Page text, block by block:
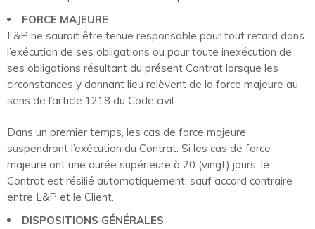
FORCE MAJEURE
L&P ne saurait être tenue responsable pour tout retard dans
l’exécution de ses obligations ou pour toute inexécution de
ses obligations résultant du présent Contrat lorsque les
circonstances y donnant lieu relèvent de la force majeure au
sens de l’article 1218 du Code civil.
Dans un premier temps, les cas de force majeure
suspendront l’exécution du Contrat. Si les cas de force
majeure ont une durée supérieure à 20 (vingt) jours, le
Contrat est résilié automatiquement, sauf accord contraire
entre L&P et le Client.
DISPOSITIONS GÉNÉRALES